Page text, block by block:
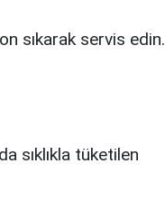
sıkarak servis edin.
sıklıkla tüketilen